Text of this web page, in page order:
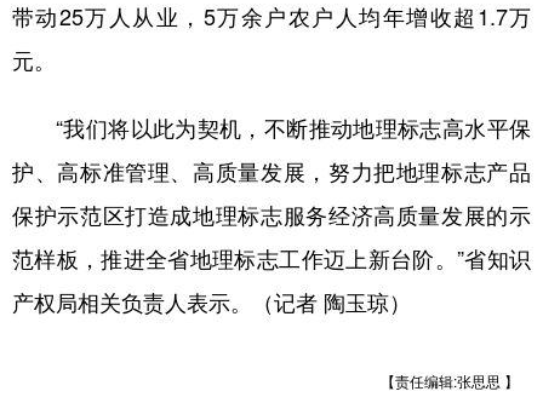
带动25万人从业，5万余户农户人均年增收超1.7万
元。
“我们将以此为契机，不断推动地理标志高水平保
护、高标准管理、高质量发展，努力把地理标志产品
保护示范区打造成地理标志服务经济高质量发展的示
范样板，推进全省地理标志工作迈上新台阶。”省知识
产权局相关负责人表示。（记者 陶玉琼）
【责任编辑:张思思 】